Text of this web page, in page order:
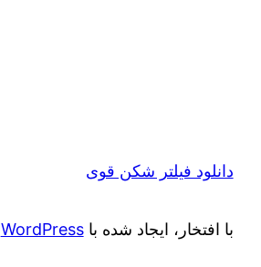
دانلود فیلتر شکن قوی
با افتخار، ایجاد شده باWordPress